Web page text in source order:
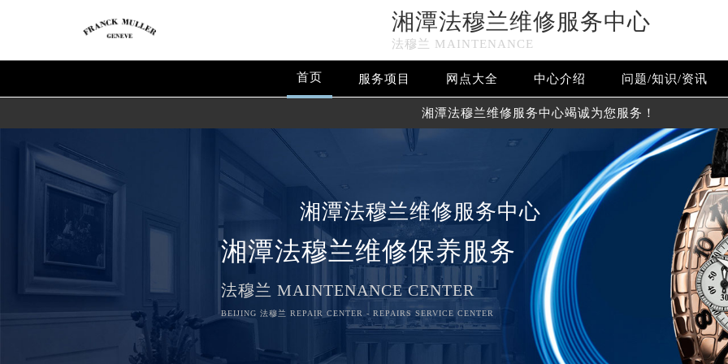
湘潭法穆兰维修服务中心
法穆兰 MAINTENANCE
首页 服务项目 网点大全 中心介绍 问题/知识/资讯
湘潭法穆兰维修服务中心竭诚为您服务！
湘潭法穆兰维修服务中心
湘潭法穆兰维修保养服务
法穆兰 MAINTENANCE CENTER
BEIJING 法穆兰 REPAIR CENTER - REPAIRS SERVICE CENTER